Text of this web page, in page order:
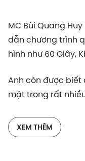
MC Bùi Quang
dẫn chương trình
hình như 60 Giây,
Anh còn được biết
mặt trong rất
nhiều đại nhạc hội
Fly Fest, Da Lat
XEM THÊM